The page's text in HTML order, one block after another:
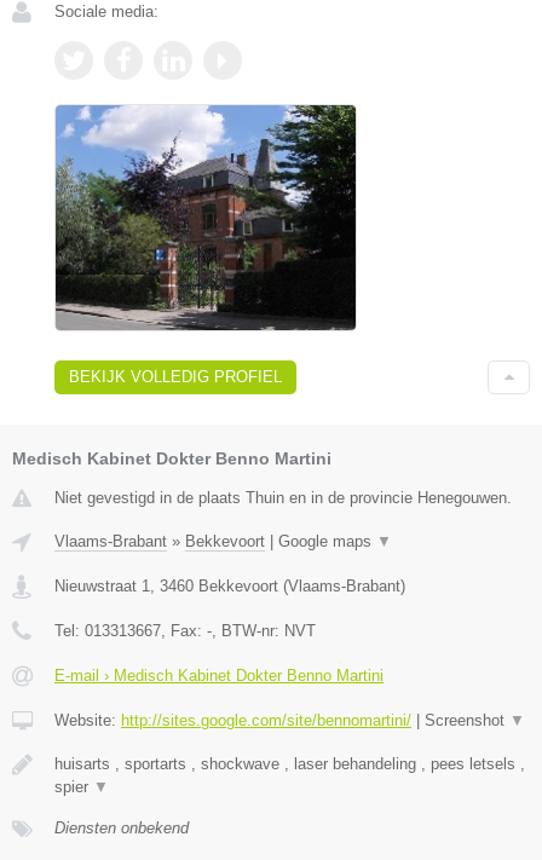
Sociale media:
BEKIJK VOLLEDIG PROFIEL
Medisch Kabinet Dokter Benno Martini
Niet gevestigd in de plaats Thuin en in de provincie Henegouwen.
Vlaams-Brabant » Bekkevoort Google maps ▼
Nieuwstraat 1 3460 Bekkevoort (Vlaams-Brabant)
Tel: 013313667 , Fax: - , BTW-nr: NVT
E-mail › Medisch Kabinet Dokter Benno Martini
Website: http://sites.google.com/site/bennomartini/ Screenshot ▼
huisarts , sportarts , shockwave , laser behandeling , pees letsels ,
spier ▼
Diensten onbekend